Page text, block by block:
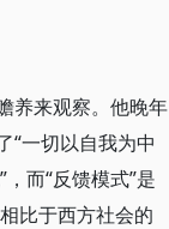
养来观察。他晚年
“一切以自我为中
而“反馈模式”是
比于西方社会的